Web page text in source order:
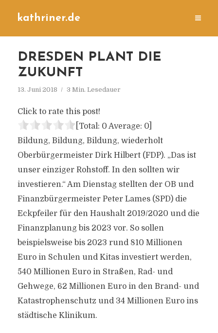
kathriner.de
DRESDEN PLANT DIE
ZUKUNFT
13. Juni 2018 3 Min. Lesedauer
Click to rate this post!
[Total: 0 Average: 0]
Bildung, Bildung, Bildung, wiederholt
Oberbürgermeister Dirk Hilbert (FDP). „Das ist
unser einziger Rohstoff. In den sollten wir
investieren.“ Am Dienstag stellten der OB und
Finanzbürgermeister Peter Lames (SPD) die
Eckpfeiler für den Haushalt 2019/2020 und die
Finanzplanung bis 2023 vor. So sollen
beispielsweise bis 2023 rund 810 Millionen
Euro in Schulen und Kitas investiert werden,
540 Millionen Euro in Straßen, Rad- und
Gehwege, 62 Millionen Euro in den Brand- und
Katastrophenschutz und 34 Millionen Euro ins
städtische Klinikum.